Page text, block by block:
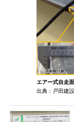
エアー式自走
出典：戸田建